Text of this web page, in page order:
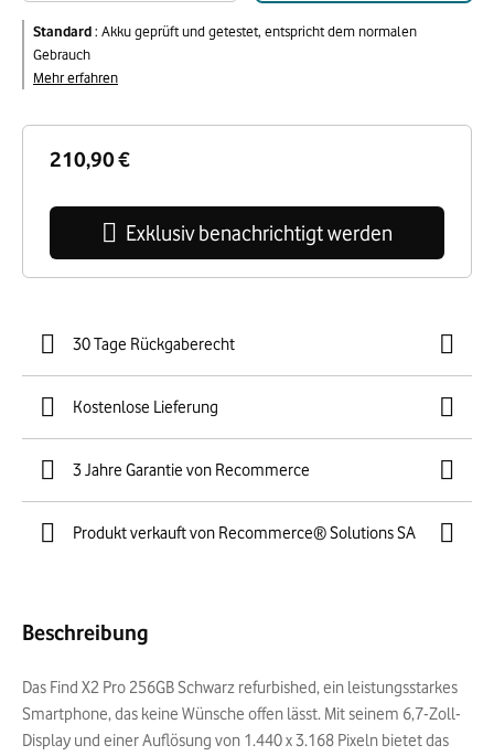
210,90 €
Exklusiv benachrichtigt werden
Standard: Akku geprüft und getestet, entspricht dem normalen
Gebrauch
Mehr erfahren
30 Tage Rückgaberecht
Kostenlose Lieferung
3 Jahre Garantie von Recommerce
Produkt verkauft von Recommerce® Solutions SA
Beschreibung
Das Find X2 Pro 256GB Schwarz refurbished, ein leistungsstarkes
Smartphone, das keine Wünsche offen lässt. Mit seinem 6,7-Zoll-
Display und einer Auflösung von 1.440 x 3.168 Pixeln bietet das